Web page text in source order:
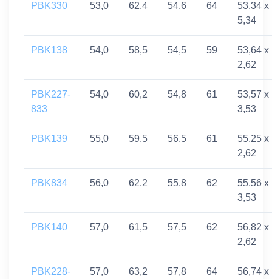
PBK330 53,0 62,4 54,6 64
53,34 x
5,34
PBK138 54,0 58,5 54,5 59
53,64 x
2,62
PBK227-
833
54,0 60,2 54,8 61
53,57 x
3,53
PBK139 55,0 59,5 56,5 61
55,25 x
2,62
PBK834 56,0 62,2 55,8 62
55,56 x
3,53
PBK140 57,0 61,5 57,5 62
56,82 x
2,62
PBK228-
57,0 63,2 57,8 64
56,74 x